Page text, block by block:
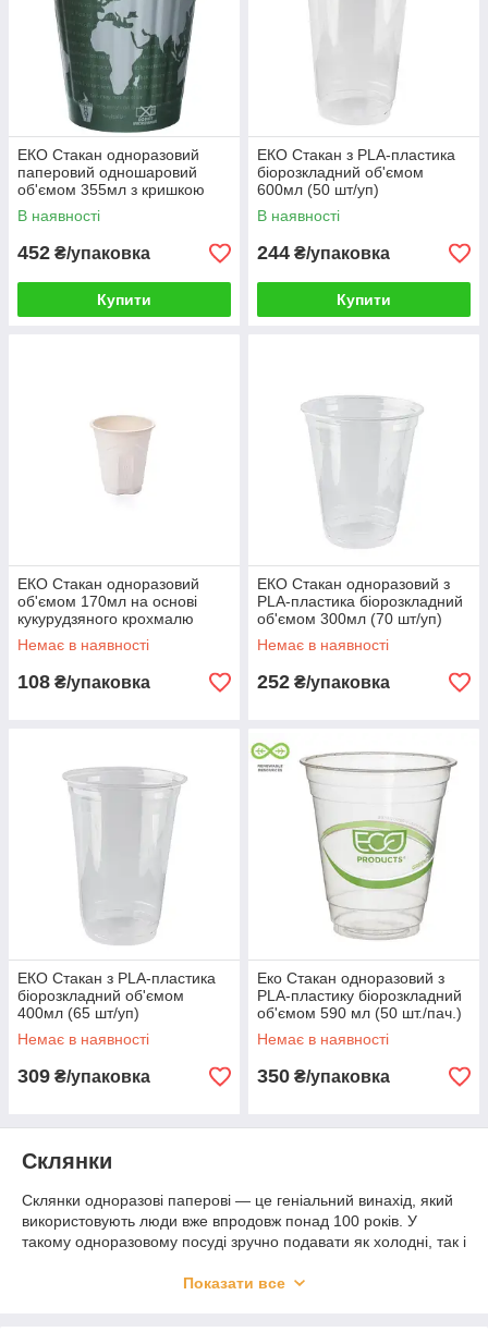
ЕКО Стакан одноразовий
паперовий одношаровий
об'ємом 355мл з кришкою
(50 шт/уп)
В наявності
452 ₴/упаковка
Купити
ЕКО Стакан з PLA-пластика
біорозкладний об'ємом
600мл (50 шт/уп)
В наявності
244 ₴/упаковка
Купити
ЕКО Стакан одноразовий
об'ємом 170мл на основі
кукурудзяного крохмалю
(50шт/уп). Посуд білий
Немає в наявності
108 ₴/упаковка
ЕКО Стакан одноразовий з
PLA-пластика біорозкладний
об'ємом 300мл (70 шт/уп)
Немає в наявності
252 ₴/упаковка
ЕКО Стакан з PLA-пластика
біорозкладний об'ємом
400мл (65 шт/уп)
Немає в наявності
309 ₴/упаковка
Еко Стакан одноразовий з
PLA-пластику біорозкладний
об'ємом 590 мл (50 шт./пач.)
Немає в наявності
350 ₴/упаковка
Склянки
Склянки одноразові паперові — це геніальний винахід, який
використовують люди вже впродовж понад 100 років. У
такому одноразовому посуді зручно подавати як холодні, так і
стаканчиків — це гарний інструмент для того, щоб
Показати все